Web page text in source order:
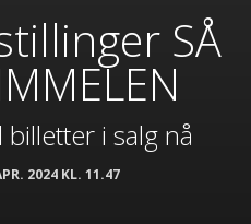
SÅ
i salg nå
2024 KL. 11.47